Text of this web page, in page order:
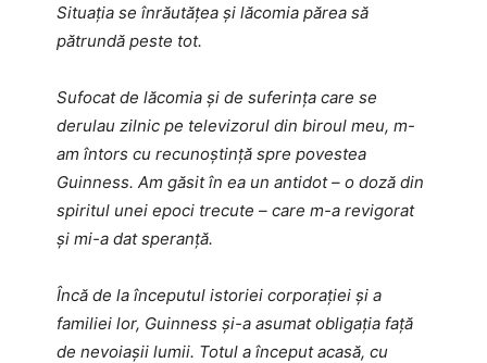
Situația se înrăutățea și lăcomia părea să
pătrundă peste tot.
Sufocat de lăcomia și de suferința care se
derulau zilnic pe televizorul din biroul meu, m-
am întors cu recunoștință spre povestea
Guinness. Am găsit în ea un antidot – o doză din
spiritul unei epoci trecute – care m-a revigorat
și mi-a dat speranță.
Încă de la începutul istoriei corporației și a
familiei lor, Guinness și-a asumat obligația față
de nevoiașii lumii. Totul a început acasă, cu